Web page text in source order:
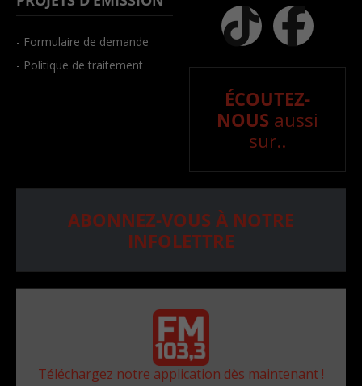
- Formulaire de demande
- Politique de traitement
ÉCOUTEZ-
NOUS aussi
sur..
ABONNEZ-VOUS À NOTRE
INFOLETTRE
Téléchargez notre application dès maintenant !